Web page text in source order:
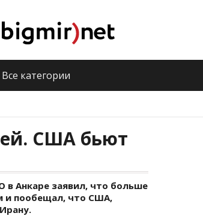
Все категории
США бьют
Анкаре заявил, что больше
и пообещал, что США,